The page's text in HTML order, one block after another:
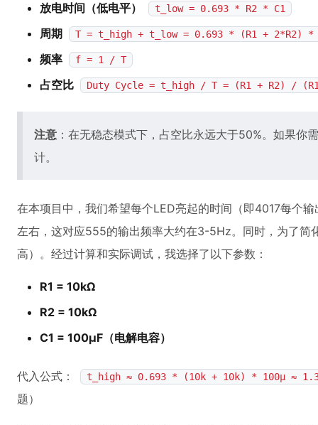
放电时间（低电平） t_low = 0.693 * R2 * C1
周期 T = t_high + t_low = 0.693 * (R1 + 2*R2) *
频率 f = 1 / T
占空比 Duty Cycle = t_high / T = (R1 + R2) /
注意 ：在无稳态模式下，占空比永远大于50%。如果你
计。
在本项目中，我们希望每个LED亮起的时间（即4017每个
左右，这对应555的输出频率大约在3-5Hz。同时，为了简
高）。经过计算和实际调试，我选择了以下参数：
R1 = 10kΩ
R2 = 10kΩ
C1 = 100μF（电解电容）
代入公式： t_high ≈ 0.693 * (10k + 10k) * 100μ ≈
题）